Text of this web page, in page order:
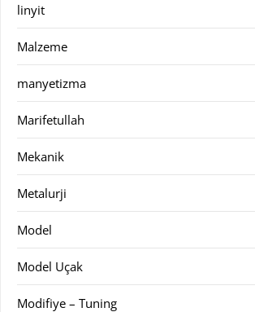
linyit
Malzeme
manyetizma
Marifetullah
Mekanik
Metalurji
Model
Model Uçak
Modifiye – Tuning